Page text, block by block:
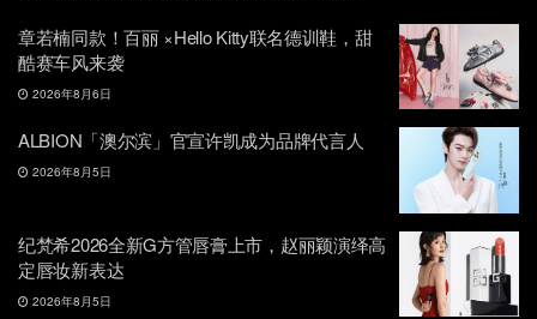
章若楠同款！百丽 ×Hello Kitty联名德训鞋，甜
酷赛车风来袭
2026年8月6日
ALBION「澳尔滨」官宣许凯成为品牌代言人
2026年8月5日
纪梵希2026全新G方管唇膏上市，赵丽颖演绎高
定唇妆新表达
2026年8月5日